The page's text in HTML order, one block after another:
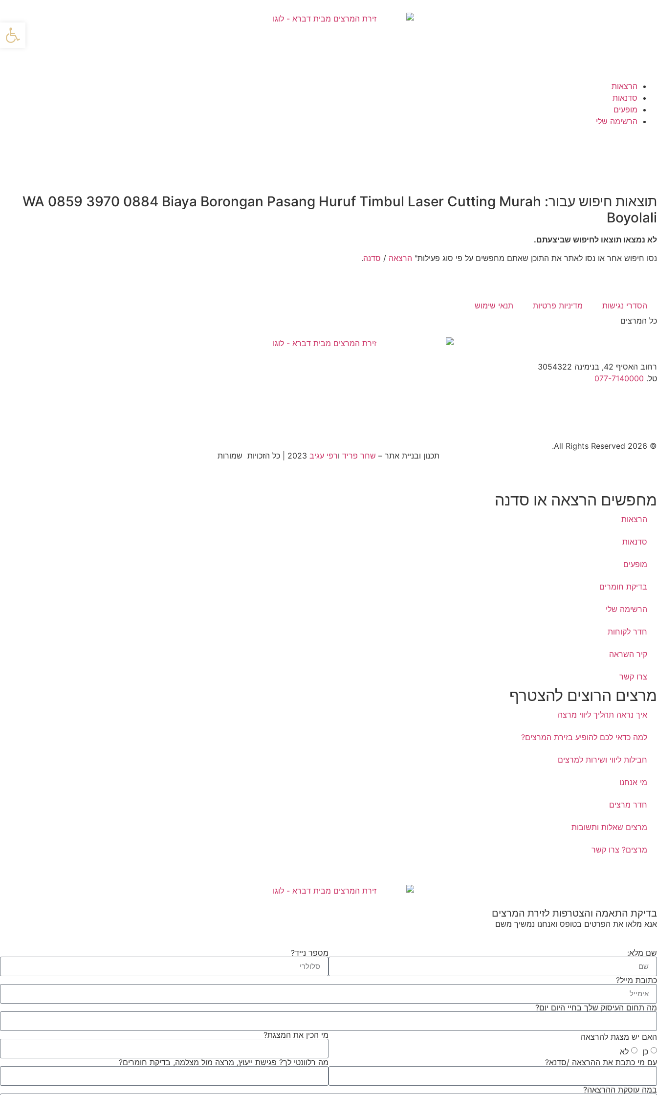
הרצאות
סדנאות
מופעים
הרשימה שלי
תוצאות חיפוש עבור: WA 0859 3970 0884 Biaya Borongan Pasang Huruf Timbul Laser Cutting Murah
Boyolali
לא נמצאו תוצאו לחיפוש שביצעתם.
נסו חיפוש אחר או נסו לאתר את התוכן שאתם מחפשים על פי סוג פעילות" הרצאה / סדנה.
הסדרי נגישות מדיניות פרטיות
תנאי שימוש
כל המרצים
רחוב האסיף 42, בנימינה 3054322
טל. 077-7140000
© 2026 All Rights Reserved.
תכנון ובניית אתר – שחר פריד ורפי עגיב
מחפשים הרצאה או סדנה
הרצאות
סדנאות
מופעים
בדיקת חומרים
הרשימה שלי
חדר לקוחות
קיר השראה
צרו קשר
מרצים הרוצים להצטרף
איך נראה תהליך ליווי מרצה
למה כדאי לכם להופיע בזירת המרצים?
חבילות ליווי ושירות למרצים
מי אנחנו
חדר מרצים
מרצים שאלות ותשובות
מרצים? צרו קשר
בדיקת התאמה והצטרפות לזירת המרצים
אנא מלאו את הפרטים בטופס ואנחנו נמשיך משם
שם מלא: מספר נייד?
כתובת מייל?
מה תחום העיסוק שלך בחיי היום יום?
האם יש מצגת להרצאה
כן
לא
מי הכין את המצגת?
עם מי כתבת את ההרצאה /סדנא? מה רלוונטי לך? פגישת ייעוץ, מרצה מול מצלמה, בדיקת חומרים?
במה עוסקת ההרצאה?
פתח